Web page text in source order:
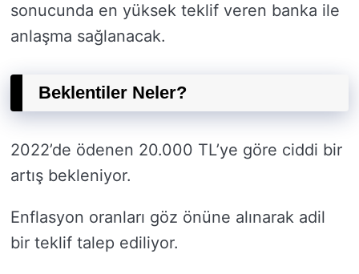
sonucunda en yüksek teklif veren banka ile
anlaşma sağlanacak.
Beklentiler Neler?
2022’de ödenen 20.000 TL’ye göre ciddi bir
artış bekleniyor.
Enflasyon oranları göz önüne alınarak adil
bir teklif talep ediliyor.